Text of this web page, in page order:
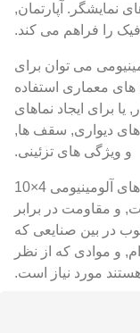
نمایشگر. آپارتمان,
را فراهم می کند.
می توان برای
معماری استفاده
برای ایجاد نماهای
دیواری, سقف ها,
و ویژگی های تزئینی.
اینها تنها چند نمونه از کاربردهای ورق های آلومینیومی 4×10
و مقاومت در برابر
در بین صنایعی که
و موادی که از نظر
مورد نیاز است.